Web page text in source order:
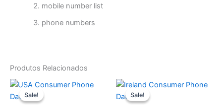
mobile number list
phone numbers
Produtos Relacionados
Sale!
Sale!
O
preço
original
O
Sale!
Sale!
O
preço
original
O